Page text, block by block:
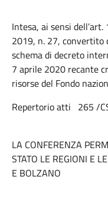
Intesa, ai sensi
2019, n. 27, convertito
schema di decreto
7 aprile 2020 recante
risorse del Fondo
Repertorio atti 265 /
LA CONFERENZA
STATO LE REGIONI E
E BOLZANO